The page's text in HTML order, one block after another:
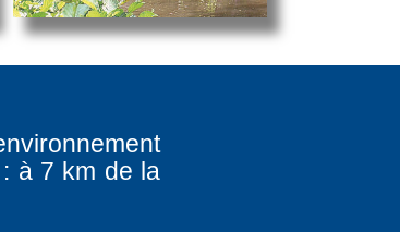
à 7 km de la